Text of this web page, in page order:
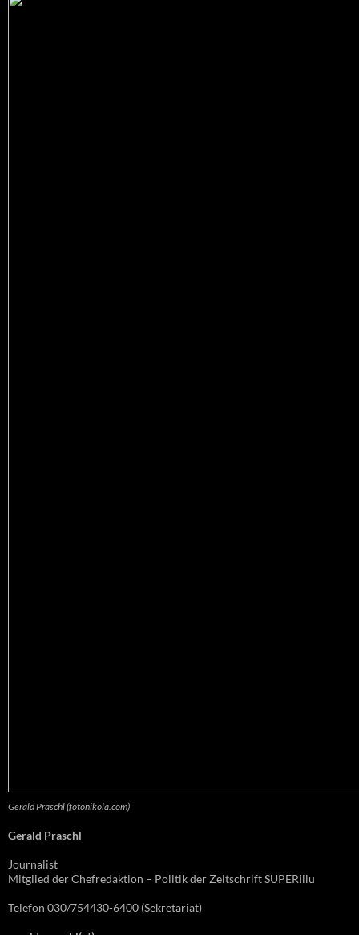
Gerald Praschl (fotonikola.com)
Gerald Praschl
Journalist
Mitglied der Chefredaktion – Politik der Zeitschrift SUPERillu
Telefon 030/754430-6400 (Sekretariat)